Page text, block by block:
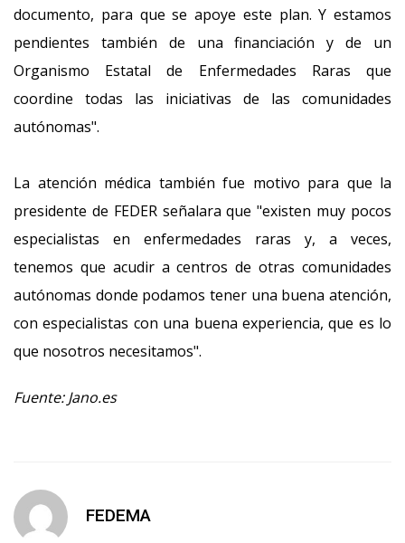
documento, para que se apoye este plan. Y estamos
pendientes también de una financiación y de un
Organismo Estatal de Enfermedades Raras que
coordine todas las iniciativas de las comunidades
autónomas".
La atención médica también fue motivo para que la
presidente de FEDER señalara que "existen muy pocos
especialistas en enfermedades raras y, a veces,
tenemos que acudir a centros de otras comunidades
autónomas donde podamos tener una buena atención,
con especialistas con una buena experiencia, que es lo
que nosotros necesitamos".
Fuente: Jano.es
FEDEMA